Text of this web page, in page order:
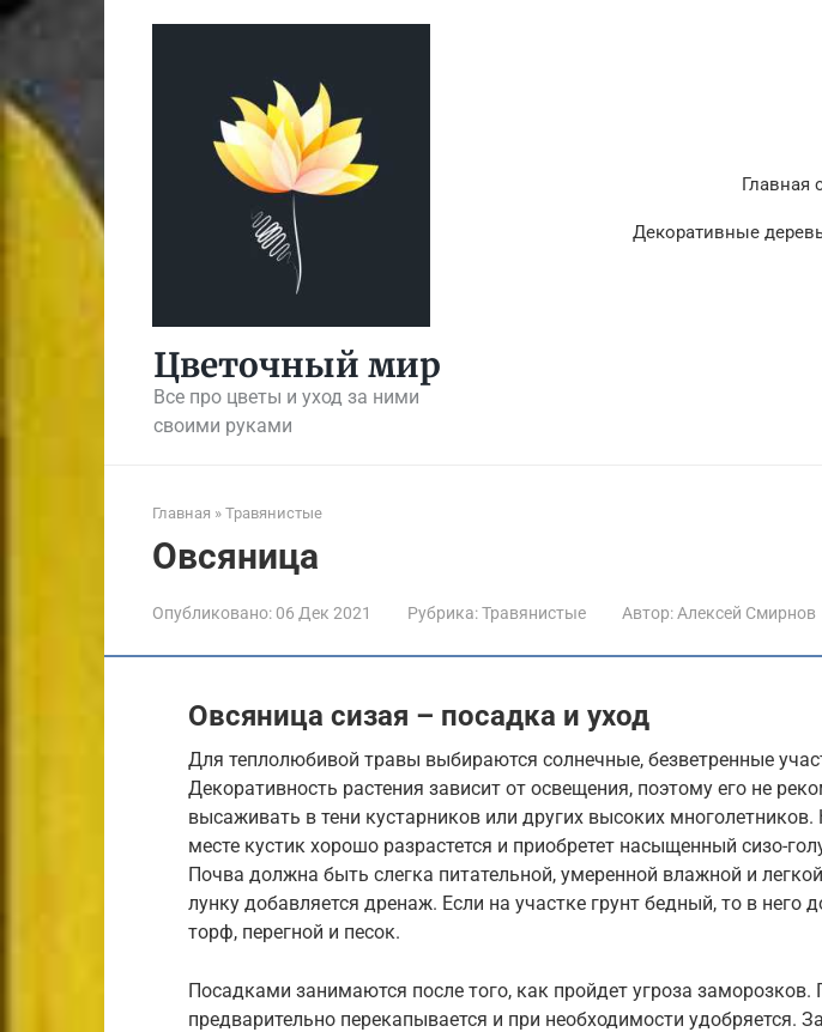
Перейти
Цветочный мир
Все про цветы и уход за ними
своими руками
Главная
Декоративные
Главная » Травянистые
Овсяница
Опубликовано: 06 Дек 2021 Рубрика:Травянистые Автор: Алексей Смирнов
Овсяница сизая – посадка и уход
Для теплолюбивой травы выбираются солнечные, безветренные
Декоративность растения зависит от освещения, поэтому его не
высаживать в тени кустарников или других высоких
месте кустик хорошо разрастется и приобретет насыщенный сизо-
Почва должна быть слегка питательной, умеренной влажной и
лунку добавляется дренаж. Если на участке грунт бедный, то в него
торф, перегной и песок.
Посадками занимаются после того, как пройдет угроза заморозков.
предварительно перекапывается и при необходимости удобряется.